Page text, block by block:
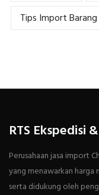
Tips Import Barang
RTS Ekspedisi
Perusahaan jasa import
yang menawarkan harga
serta didukung oleh